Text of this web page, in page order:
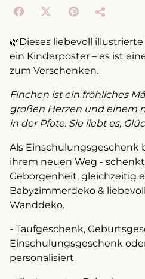
🌿Dieses liebevoll
ein Kinderposter – es ist
zum Verschenken.
Finchen ist ein fröhliches
großen Herzen und einem
in der Pfote. Sie liebt es,
Als Einschulungsgeschenk
ihrem neuen Weg -
Geborgenheit, gleichzeitig
Babyzimmerdeko &
Wanddeko.
- Taufgeschenk,
Einschulungsgeschenk
personalisiert